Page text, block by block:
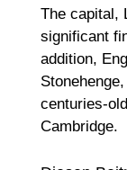
The capital,
significant
addition,
centuries-
Cambridge.